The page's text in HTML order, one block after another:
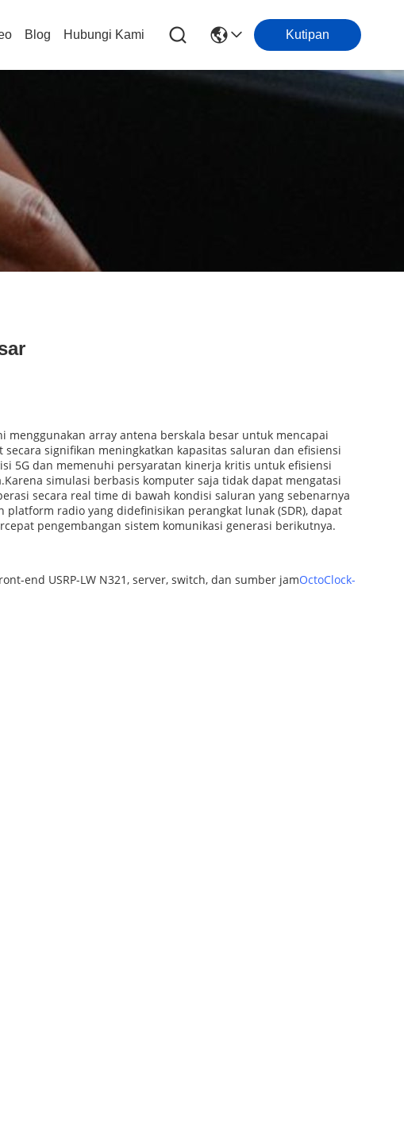
Blog Hubungi Kami Kutipan
array antena berskala besar untuk mencapai
signifikan meningkatkan kapasitas saluran dan efisiensi
5G dan memenuhi persyaratan kinerja kritis untuk efisiensi
simulasi berbasis komputer saja tidak dapat mengatasi
secara real time di bawah kondisi saluran yang sebenarnya
radio yang didefinisikan perangkat lunak (SDR), dapat
pengembangan sistem komunikasi generasi berikutnya.
end USRP-LW N321, server, switch, dan sumber jamOctoClock-